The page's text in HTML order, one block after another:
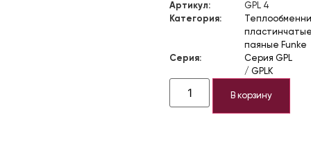
Артикул:
GPL 4
Категория:
паяные Funke
Серия:
Серия GPL
/ GPLK
В корзину